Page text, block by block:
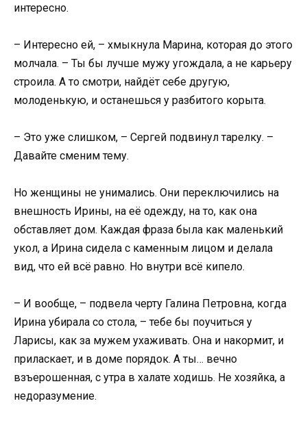
интересно.
– Интересно ей, – хмыкнула Марина, которая до этого
молчала. – Ты бы лучше мужу угождала, а не карьеру
строила. А то смотри, найдёт себе другую,
молоденькую, и останешься у разбитого корыта.
– Это уже слишком, – Сергей подвинул тарелку. –
Давайте сменим тему.
Но женщины не унимались. Они переключились на
внешность Ирины, на её одежду, на то, как она
обставляет дом. Каждая фраза была как маленький
укол, а Ирина сидела с каменным лицом и делала
вид, что ей всё равно. Но внутри всё кипело.
– И вообще, – подвела черту Галина Петровна, когда
Ирина убирала со стола, – тебе бы поучиться у
Ларисы, как за мужем ухаживать. Она и накормит, и
приласкает, и в доме порядок. А ты… вечно
взъерошенная, с утра в халате ходишь. Не хозяйка, а
недоразумение.